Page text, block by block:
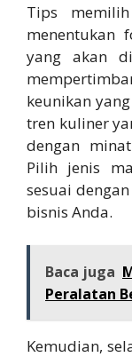
Tips
menentukan
yang akan
keunikan
tren kuliner
dengan
Pilih jenis
sesuai
bisnis Anda.
Baca juga
Peralatan
Kemudian,